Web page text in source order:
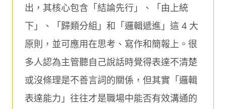
出，其核心包含「結論先行」、「由上統
下」、「歸類分組」和「邏輯遞進」這 4 大
原則，並可應用在思考、寫作和簡報上。很
多人認為主管聽自己說話時覺得表達不清楚
或沒條理是不善言詞的關係，但其實「邏輯
表達能力」往往才是職場中能否有效溝通的